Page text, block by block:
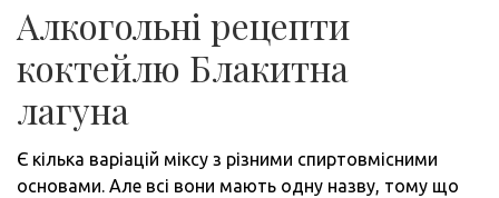
Алкогольні рецепти
коктейлю Блакитна
лагуна
Є кілька варіацій міксу з різними спиртовмісними
основами. Але всі вони мають одну назву, тому що